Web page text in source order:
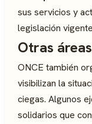
sus servicios y
legislación
Otras
ONCE también
visibilizan la
ciegas. Algunos
solidarios que